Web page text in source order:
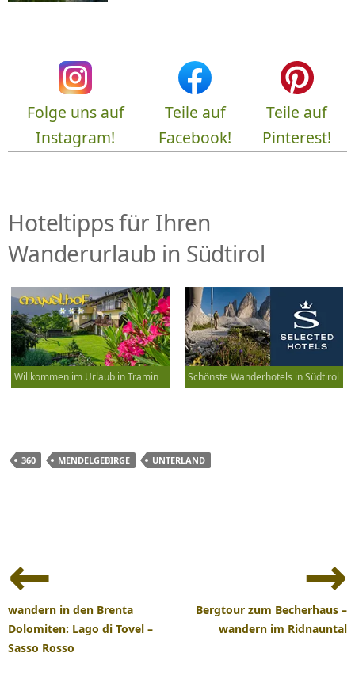
Folge uns auf
Instagram!
Teile auf
Facebook!
Teile auf
Pinterest!
Hoteltipps für Ihren
Wanderurlaub in Südtirol
Willkommen im Urlaub in Tramin Schönste Wanderhotels in Südtirol
360 MENDELGEBIRGE UNTERLAND
Navigation
wandern in den Brenta
Dolomiten: Lago di Tovel –
Sasso Rosso
Bergtour zum Becherhaus –
wandern im Ridnauntal